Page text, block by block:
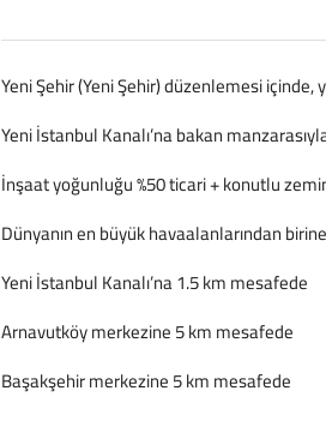
Yeni Şehir (Yeni Şehir) düzenlemesi
Yeni İstanbul Kanalı’na bakan
İnşaat yoğunluğu %50 ticari + konutlu
Dünyanın en büyük havaalanlarından
Yeni İstanbul Kanalı’na 1.5 km mesafede
Arnavutköy merkezine 5 km mesafede
Başakşehir merkezine 5 km mesafede